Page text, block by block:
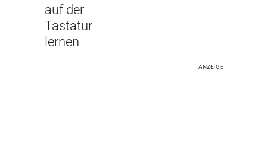
auf der
Tastatur
lernen
ANZEIGE